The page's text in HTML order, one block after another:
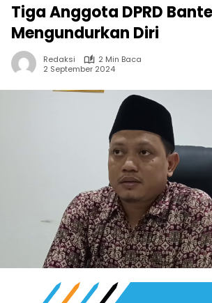
Tiga Anggota DPRD
Mengundurkan Diri
Redaksi
2 Min Baca
2 September 2024